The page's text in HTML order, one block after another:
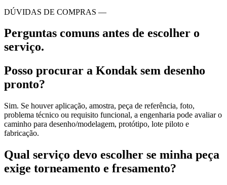
DÚVIDAS DE COMPRAS —
Perguntas comuns antes de escolher o
serviço.
Posso procurar a Kondak sem desenho
pronto?
Sim. Se houver aplicação, amostra, peça de referência, foto,
problema técnico ou requisito funcional, a engenharia pode avaliar o
caminho para desenho/modelagem, protótipo, lote piloto e
fabricação.
Qual serviço devo escolher se minha peça
exige torneamento e fresamento?